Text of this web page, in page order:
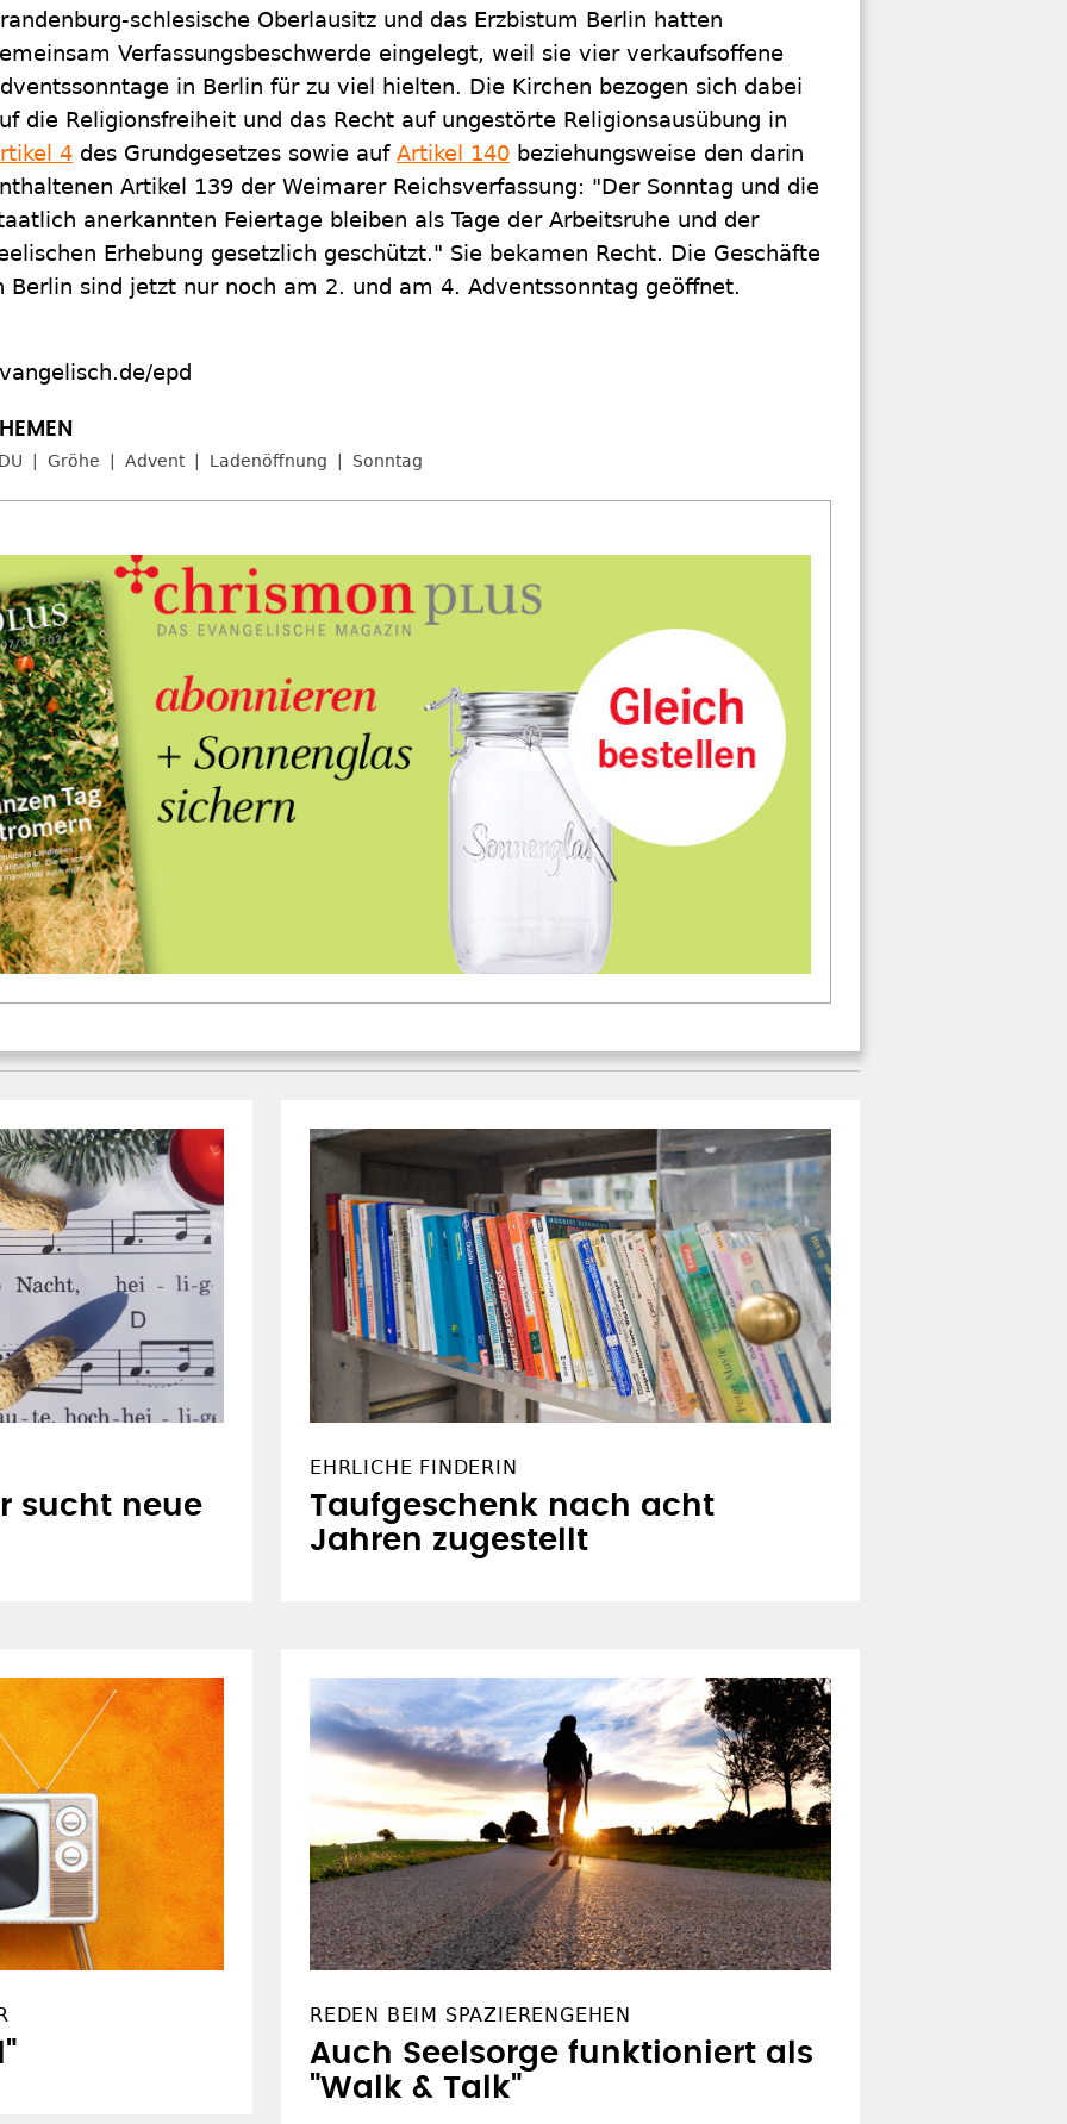
schlesische Oberlausitz und das Erzbistum Berlin hatten
Verfassungsbeschwerde eingelegt, weil sie vier verkaufsoffene
in Berlin für zu viel hielten. Die Kirchen bezogen sich dabei
die Religionsfreiheit und das Recht auf ungestörte Religionsausübung in
4 des Grundgesetzes sowie auf Artikel 140 beziehungsweise den darin
Artikel 139 der Weimarer Reichsverfassung: "Der Sonntag und die
anerkannten Feiertage bleiben als Tage der Arbeitsruhe und der
Erhebung gesetzlich geschützt." Sie bekamen Recht. Die Geschäfte
Berlin sind jetzt nur noch am 2. und am 4. Adventssonntag geöffnet.
epd
Gröhe Advent Ladenöffnung Sonntag
sucht neue
EHRLICHE FINDERIN
Taufgeschenk nach acht
Jahren zugestellt
REDEN BEIM SPAZIERENGEHEN
Auch Seelsorge funktioniert als
"Walk & Talk"